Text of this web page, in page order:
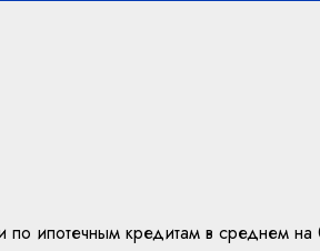
кредитам в среднем на